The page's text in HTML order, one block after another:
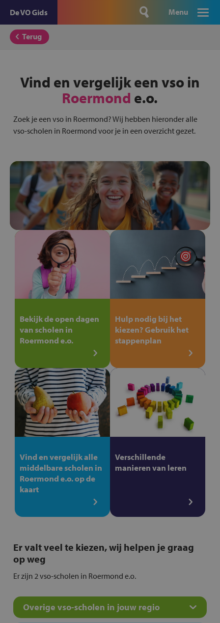
De VO Gids Menu
Terug
Vind en vergelijk een vso in
Roermond e.o.
Zoek je een vso in Roermond? Wij hebben hieronder alle
vso-scholen in Roermond voor je in een overzicht gezet.
Bekijk de open dagen
van scholen in
Roermond e.o.
Hulp nodig bij het
kiezen? Gebruik het
stappenplan
Vind en vergelijk alle
middelbare scholen in
Roermond e.o. op de
kaart
Verschillende
manieren van leren
Er valt veel te kiezen, wij helpen je graag
op weg
Er zijn 2 vso-scholen in Roermond e.o.
Overige vso-scholen in jouw regio